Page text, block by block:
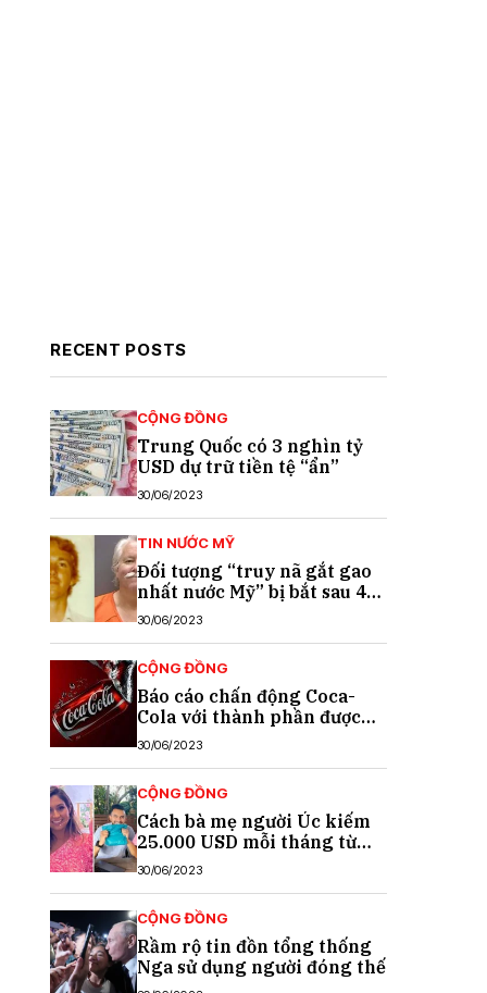
RECENT POSTS
CỘNG ĐỒNG
Trung Quốc có 3 nghìn tỷ
USD dự trữ tiền tệ “ẩn”
30/06/2023
TIN NƯỚC MỸ
Đối tượng “truy nã gắt gao
nhất nước Mỹ” bị bắt sau 40
năm trốn chạy
30/06/2023
CỘNG ĐỒNG
Báo cáo chấn động Coca-
Cola với thành phần được
cho là chất gây ung thư
30/06/2023
CỘNG ĐỒNG
Cách bà mẹ người Úc kiếm
25.000 USD mỗi tháng từ
TikTok
30/06/2023
CỘNG ĐỒNG
Rầm rộ tin đồn tổng thống
Nga sử dụng người đóng thế